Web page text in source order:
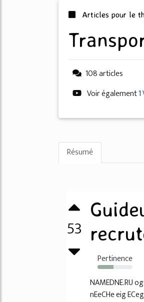
Articles pour le
108 articles
Voir également
Résumé
53
Pertinence
46%
NAMEDNE.RU
nEeCHe eig